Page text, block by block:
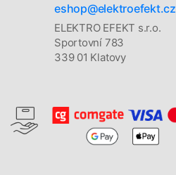
eshop@elektroefekt.cz
ELEKTRO EFEKT s.r.o.
Sportovní 783
339 01 Klatovy